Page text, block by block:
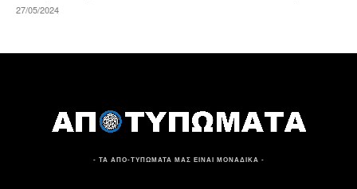
27/05/2024
- ΤΑ ΑΠΟ-ΤΥΠΩΜΑΤΑ ΜΑΣ ΕΙΝΑΙ ΜΟΝΑΔΙΚΑ -